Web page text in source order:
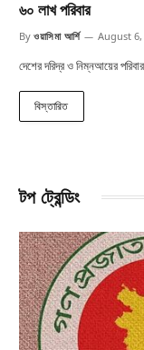
৬০ লাখ পরিবার
By ওয়াসিমা আর্শি August 6,
দেশের দরিদ্র ও নিম্নআয়ের
বিস্তারিত
টপ ট্রেন্ডিং